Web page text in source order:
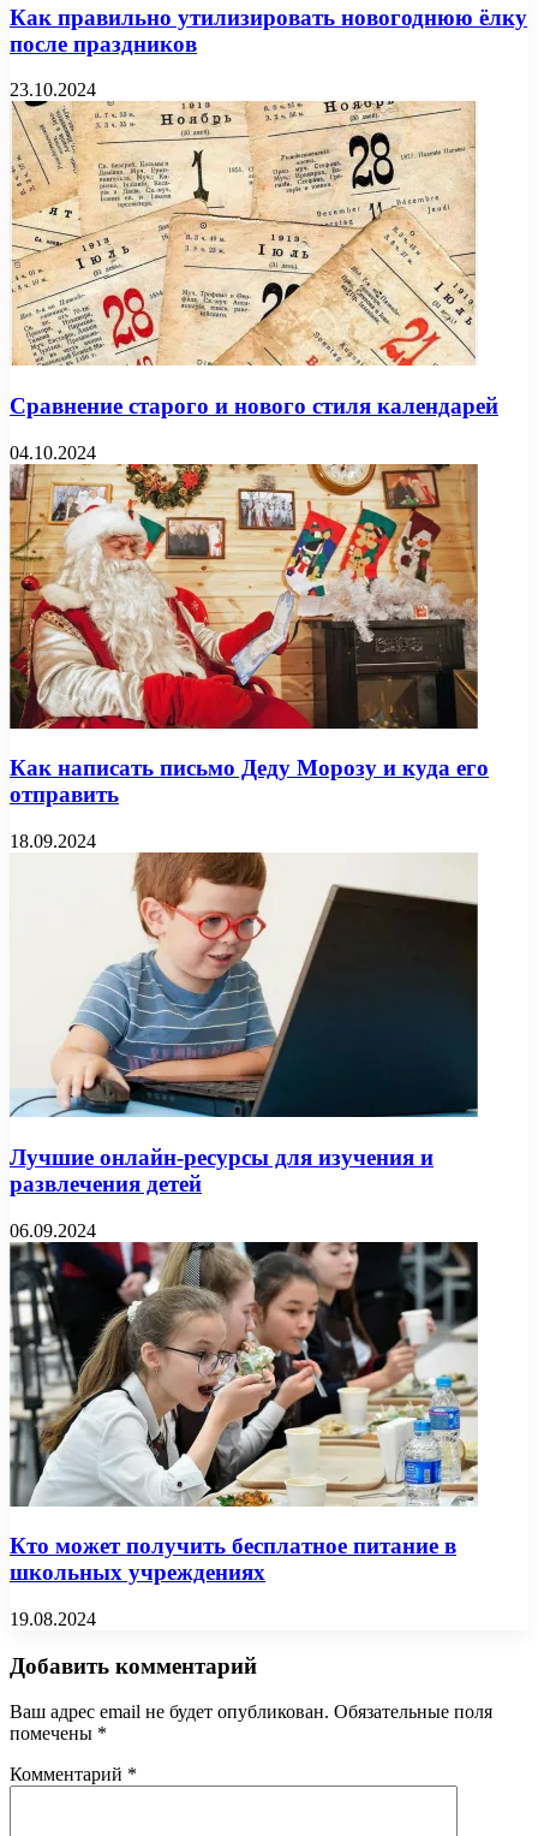
Как правильно утилизировать новогоднюю ёлку
после праздников
23.10.2024
Сравнение старого и нового стиля календарей
04.10.2024
Как написать письмо Деду Морозу и куда его
отправить
18.09.2024
Лучшие онлайн-ресурсы для изучения и
развлечения детей
06.09.2024
Кто может получить бесплатное питание в
школьных учреждениях
19.08.2024
Добавить комментарий
Ваш адрес email не будет опубликован. Обязательные поля
помечены *
Комментарий *